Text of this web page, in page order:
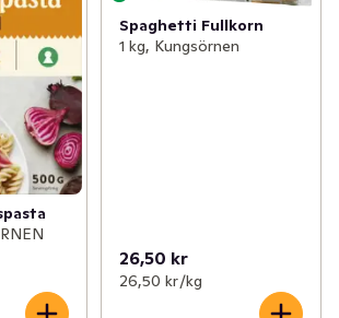
Spaghetti Fullkorn
1 kg, Kungsörnen
26,50 kr
26,50 kr /kg